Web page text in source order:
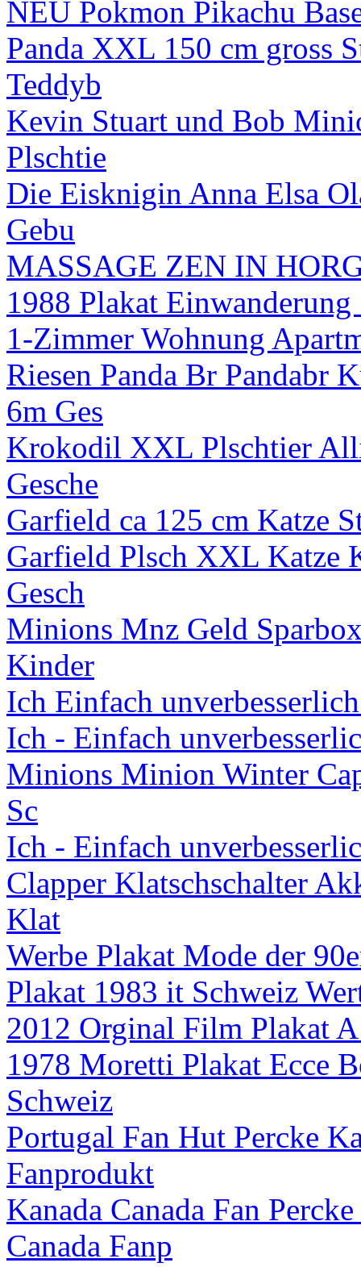
NEU Pokmon Pikachu
Panda XXL 150 cm gross
Teddyb
Kevin Stuart und Bob
Plschtie
Die Eisknigin Anna Elsa
Gebu
MASSAGE ZEN IN
1988 Plakat
1-Zimmer Wohnung
Riesen Panda Br
6m Ges
Krokodil XXL Plschtier
Gesche
Garfield ca 125 cm Katze
Garfield Plsch XXL Katze
Gesch
Minions Mnz Geld
Kinder
Ich Einfach
Ich - Einfach
Minions Minion Winter
Sc
Ich - Einfach
Clapper Klatschschalter
Klat
Werbe Plakat Mode der
Plakat 1983 it Schweiz
2012 Orginal Film Plakat
1978 Moretti Plakat Ecce
Schweiz
Portugal Fan Hut Percke
Fanprodukt
Kanada Canada Fan
Canada Fanp